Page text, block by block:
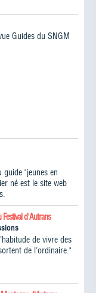
Guides du SNGM
guide "jeunes en
né est le site web
d'Autrans
de vivre des
de l’ordinaire."